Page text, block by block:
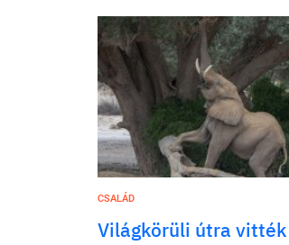
CSALÁD
Világkörüli útra